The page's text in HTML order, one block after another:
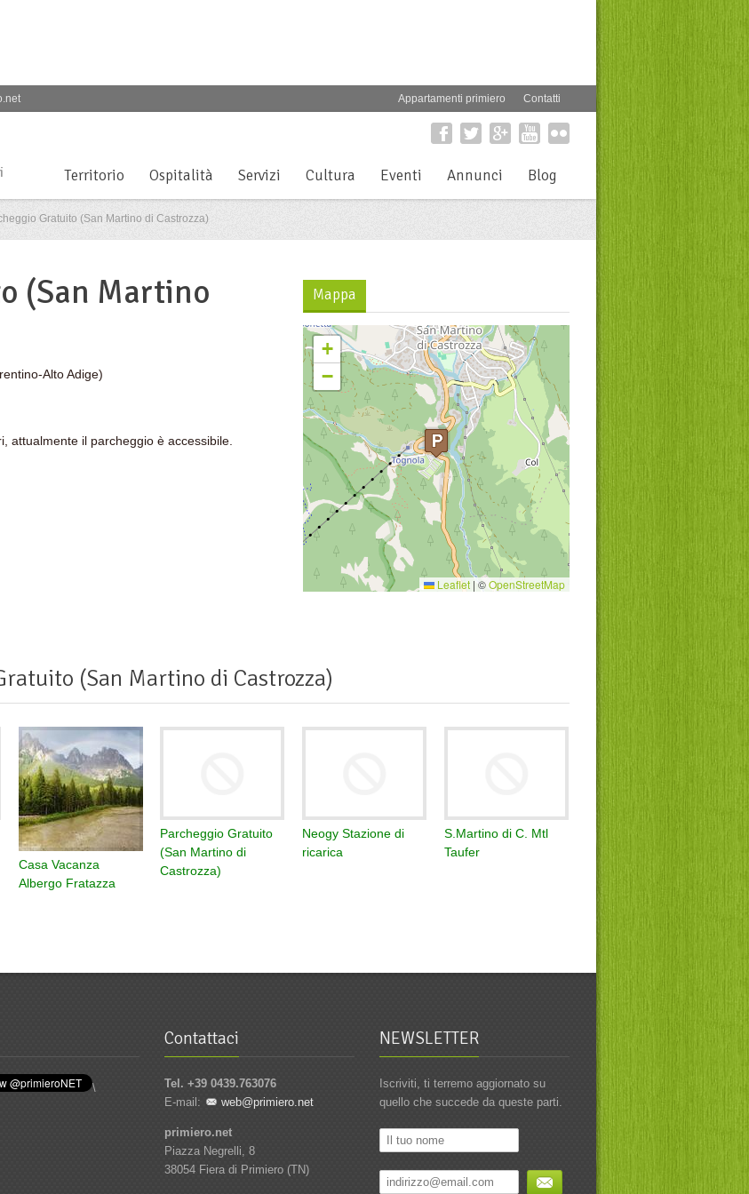
Appartamenti primiero Contatti
Territorio Ospitalità Servizi Cultura Eventi Annunci Blog
Gratuito (San Martino di Castrozza)
Mappa
+
−
Leaflet | ©OpenStreetMap
(San Martino
Alto Adige)
attualmente il parcheggio è accessibile.
(San Martino di Castrozza)
Casa Vacanza
Albergo Fratazza
Parcheggio Gratuito
(San Martino di
Castrozza)
Neogy Stazione di
ricarica
S.Martino di C. Mtl
Taufer
\
Contattaci
Tel. +39 0439.763076
E-mail:
web@primiero.net
primiero.net
Piazza Negrelli, 8
38054 Fiera di Primiero (TN)
NEWSLETTER
Iscriviti, ti terremo aggiornato su
quello che succede da queste parti.